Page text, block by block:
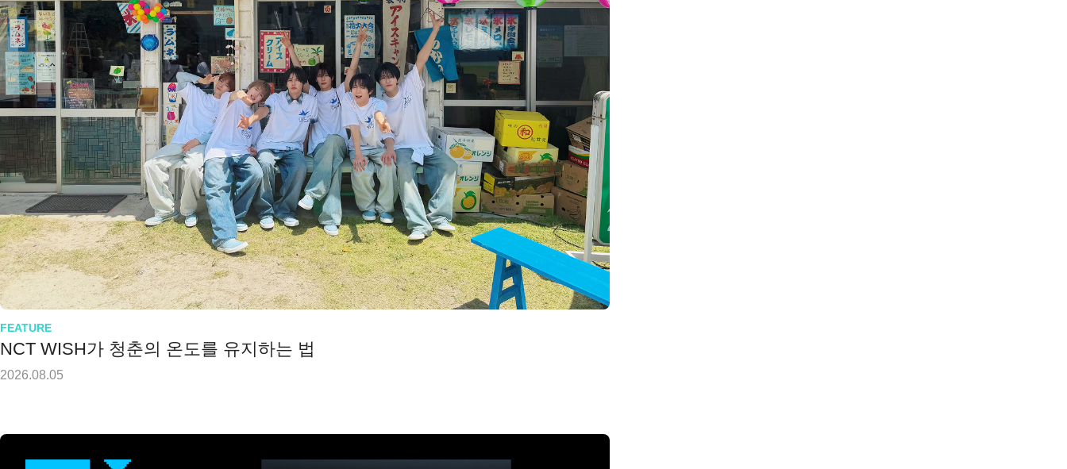
FEATURE
NCT WISH가 청춘의 온도를 유지하는 법
2026.08.05